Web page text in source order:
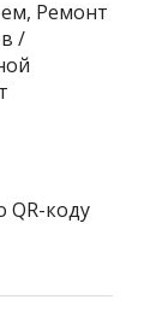
Ремонт
/
QR-коду